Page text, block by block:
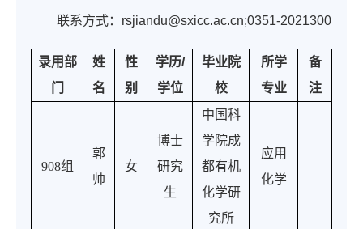
联系方式：rsjiandu@sxicc.ac.cn;0351-2021300
录用部
门
姓
名
性
别
学历/
学位
毕业院
校
所学
专业
备
注
908组
郭
帅
女
博士
研究
生
中国科
学院成
都有机
化学研
究所
应用
化学